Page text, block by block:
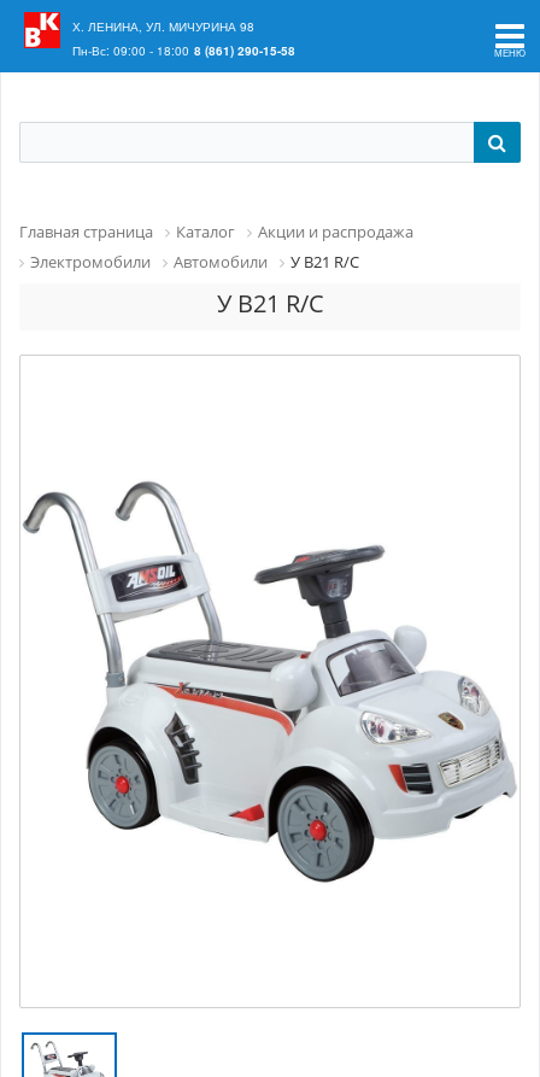
Ваш регион:
Х. ЛЕНИНА, УЛ. МИЧУРИНА 98
Пн-Вс: 09:00 - 18:00 8 (861) 290-15-58
Главная страница Каталог
Акции и распродажа
Электромобили
Автомобили У B21 R/C
У B21 R/C